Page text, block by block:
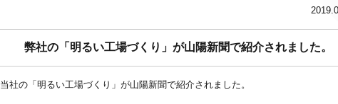
弊社の「明るい工場づくり」が山陽新聞で紹介されました。
当社の「明るい工場づくり」が山陽新聞で紹介されました。